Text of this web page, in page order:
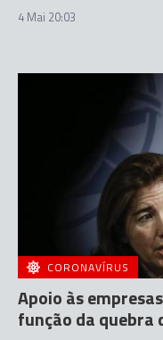
4 Mai 20:03
CORONAVÍRUS
Apoio às
função da quebra